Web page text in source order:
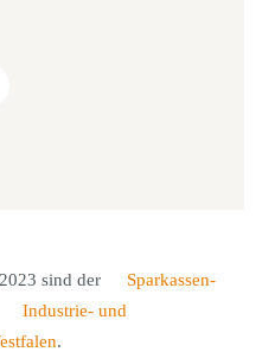
sind der
Sparkassen-
Industrie- und
.